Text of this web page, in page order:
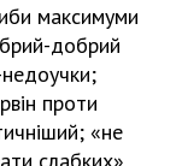
максимуми
добрий
недоучки;
проти
«не
слабких»